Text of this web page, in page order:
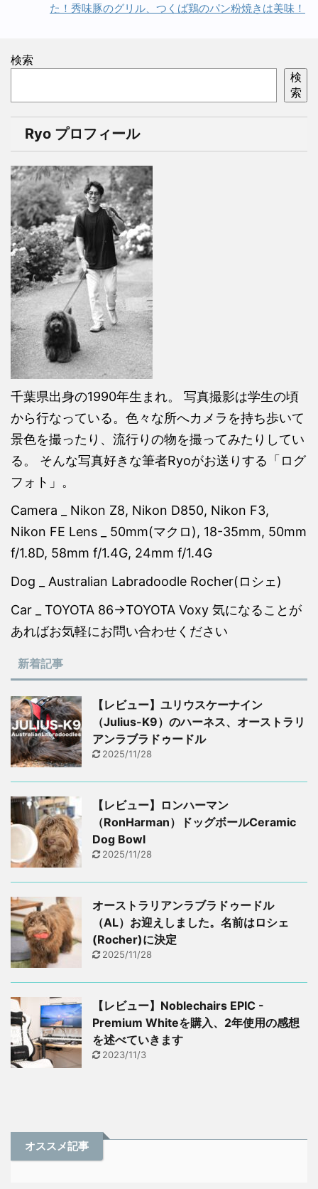
た！秀味豚のグリル、つくば鶏のパン粉焼きは美味！
検索
検
索
Ryo プロフィール
千葉県出身の1990年生まれ。 写真撮影は学生の頃
から行なっている。色々な所へカメラを持ち歩いて
景色を撮ったり、流行りの物を撮ってみたりしてい
る。 そんな写真好きな筆者Ryoがお送りする「ログ
フォト」。
Camera _ Nikon Z8, Nikon D850, Nikon F3,
Nikon FE Lens _ 50mm(マクロ), 18-35mm, 50mm
f/1.8D, 58mm f/1.4G, 24mm f/1.4G
Dog _ Australian Labradoodle Rocher(ロシェ)
Car _ TOYOTA 86→TOYOTA Voxy 気になることが
あればお気軽にお問い合わせください
新着記事
【レビュー】ユリウスケーナイン
（Julius-K9）のハーネス、オーストラリ
アンラブラドゥードル
2025/11/28
【レビュー】ロンハーマン
（RonHarman）ドッグボールCeramic
Dog Bowl
2025/11/28
オーストラリアンラブラドゥードル
（AL）お迎えしました。名前はロシェ
(Rocher)に決定
2025/11/28
【レビュー】Noblechairs EPIC -
Premium Whiteを購入、2年使用の感想
を述べていきます
2023/11/3
オススメ記事